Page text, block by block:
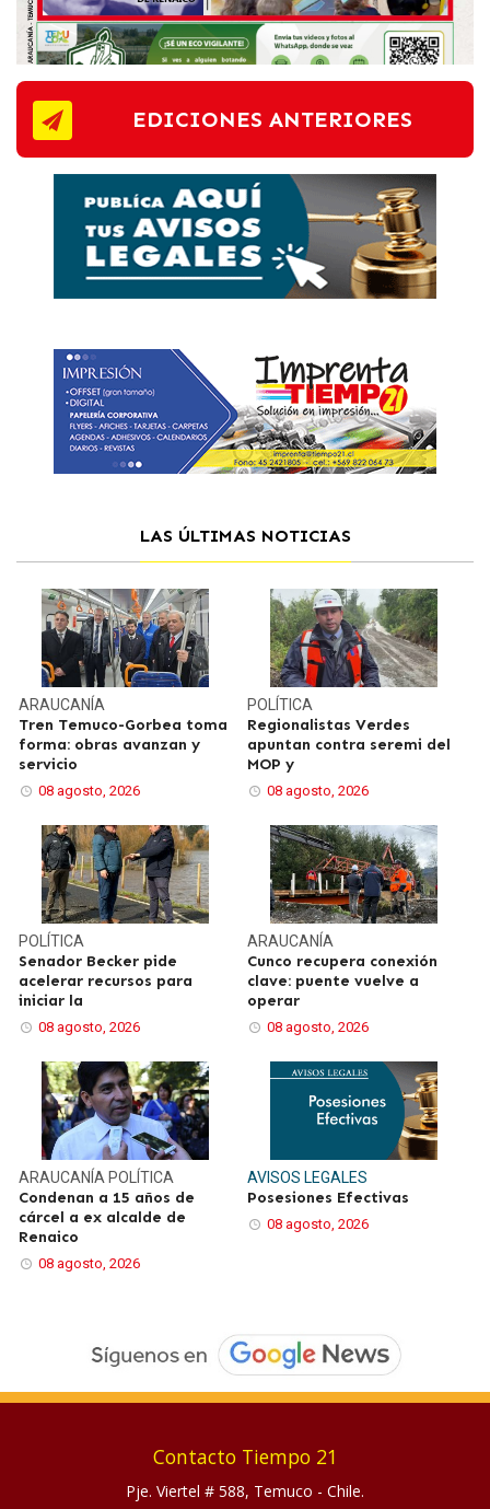
EDICIONES ANTERIORES
LAS ÚLTIMAS NOTICIAS
ARAUCANÍA
Tren Temuco-Gorbea toma
forma: obras avanzan y
servicio
08 agosto, 2026
POLÍTICA
Regionalistas Verdes
apuntan contra seremi del
MOP y
08 agosto, 2026
POLÍTICA
Senador Becker pide
acelerar recursos para
iniciar la
08 agosto, 2026
ARAUCANÍA
Cunco recupera conexión
clave: puente vuelve a
operar
08 agosto, 2026
ARAUCANÍA POLÍTICA
Condenan a 15 años de
cárcel a ex alcalde de
Renaico
08 agosto, 2026
AVISOS LEGALES
Posesiones Efectivas
08 agosto, 2026
Contacto Tiempo 21
Pje. Viertel # 588, Temuco - Chile.